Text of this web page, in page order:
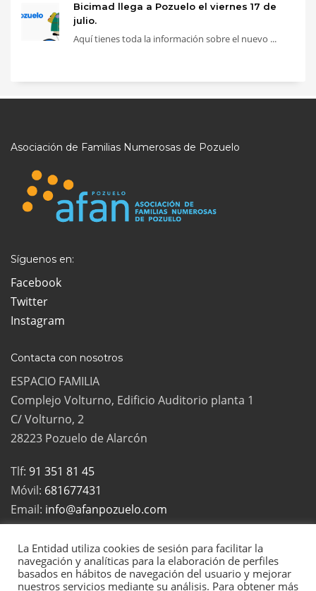
Bicimad llega a Pozuelo el viernes 17 de
julio.
Aquí tienes toda la información sobre el nuevo ...
Asociación de Familias Numerosas de Pozuelo
Síguenos en:
Facebook
Twitter
Instagram
Contacta con nosotros
ESPACIO FAMILIA
Complejo Volturno, Edificio Auditorio planta 1
C/ Volturno, 2
28223 Pozuelo de Alarcón
Tlf: 91 351 81 45
Móvil: 681677431
Email: info@afanpozuelo.com
2022 Todos los derechos reservados | La Asociación de Familias
La Entidad utiliza cookies de sesión para facilitar la
navegación y analíticas para la elaboración de perfiles
basados en hábitos de navegación del usuario y mejorar
nuestros servicios mediante su análisis. Para obtener más